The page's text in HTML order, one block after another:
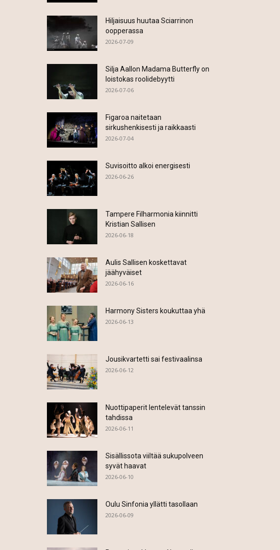
Hiljaisuus huutaa Sciarrinon
oopperassa
2026-07-09
Silja Aallon Madama Butterfly on
loistokas roolidebyytti
2026-07-06
Figaroa naitetaan
sirkushenkisesti ja raikkaasti
2026-07-04
Suvisoitto alkoi energisesti
2026-06-26
Tampere Filharmonia kiinnitti
Kristian Sallisen
2026-06-18
Aulis Sallisen koskettavat
jäähyväiset
2026-06-16
Harmony Sisters koukuttaa yhä
2026-06-13
Jousikvartetti sai festivaalinsa
2026-06-12
Nuottipaperit lentelevät tanssin
tahdissa
2026-06-11
Sisällissota viiltää sukupolveen
syvät haavat
2026-06-10
Oulu Sinfonia yllätti tasollaan
2026-06-09